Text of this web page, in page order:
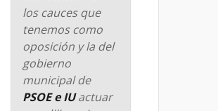
los cauces que
tenemos como
oposición y la del
gobierno
municipal de
PSOE e IUactuar